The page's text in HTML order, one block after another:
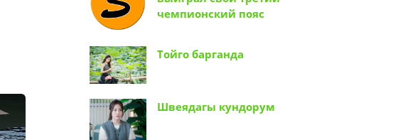
чемпионский пояс
Тойго барганда
Швеядагы кундорум